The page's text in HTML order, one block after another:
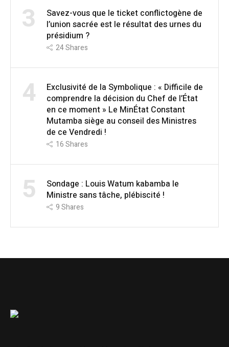
3
Savez-vous que le ticket conflictogène de
l’union sacrée est le résultat des urnes du
présidium ?
24Shares
4
Exclusivité de la Symbolique : « Difficile de
comprendre la décision du Chef de l’État
en ce moment » Le MinÉtat Constant
Mutamba siège au conseil des Ministres
de ce Vendredi !
16Shares
5
Sondage : Louis Watum kabamba le
Ministre sans tâche, plébiscité !
9Shares